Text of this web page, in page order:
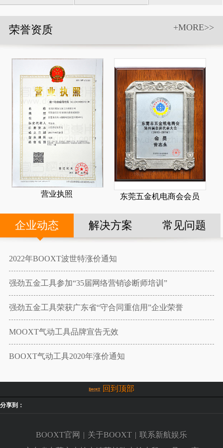
具和附件
+MORE>>
荣誉资质
营业执照 东莞五金机电商会会员
企业动态 解决方案 常见问题
2022年BOOXT波世特涨价通知
强劲五金工具参加“35届网络营销诊断师培训”
强劲五金工具荣获广东省“守合同重信用”企业荣誉
MOOXT气动工具品牌宣告无效
BOOXT气动工具2020年涨价通知
回到顶部
分享到：
BOOXT官网 | 关于BOOXT | 联系新航娱乐